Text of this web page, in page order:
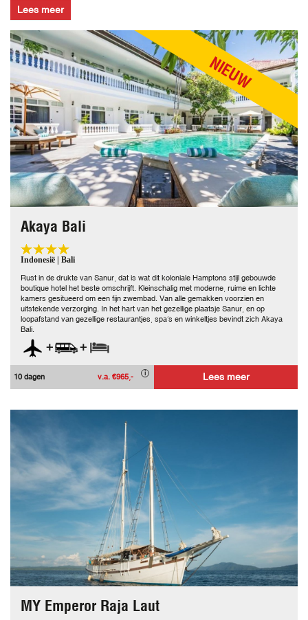
Lees meer
NIEUW
Akaya Bali
Indonesië | Bali
Rust in de drukte van Sanur, dat is wat dit koloniale Hamptons stijl gebouwde
boutique hotel het beste omschrijft. Kleinschalig met moderne, ruime en lichte
kamers gesitueerd om een fijn zwembad. Van alle gemakken voorzien en
uitstekende verzorging. In het hart van het gezellige plaatsje Sanur, en op
loopafstand van gezellige restaurantjes, spa’s en winkeltjes bevindt zich Akaya
Bali.
+ +
10 dagen v.a. €965,- Lees meer
MY Emperor Raja Laut